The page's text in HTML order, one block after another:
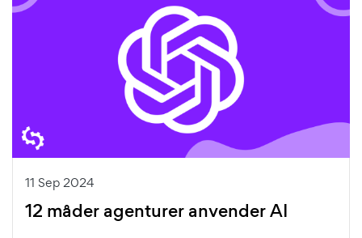
11 Sep 2024
12 måder agenturer anvender AI